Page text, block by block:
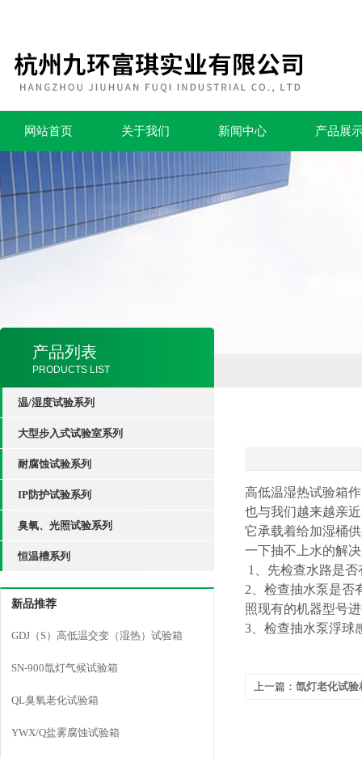
网站首页 关于我们 新闻中心 产品展
产品列表
PRODUCTS LIST
温/湿度试验系列
大型步入式试验室系列
耐腐蚀试验系列
IP防护试验系列
臭氧、光照试验系列
恒温槽系列
新品推荐
GDJ（S）高低温交变（湿热）试验箱
SN-900氙灯气候试验箱
QL臭氧老化试验箱
YWX/Q盐雾腐蚀试验箱
高低温湿热试验箱
也与我们越来越亲
它承载着给加湿桶
一下抽不上水的解
1、先检查水路是
2、检查抽水泵是否
照现有的机器型号
3、检查抽水泵浮球
上一篇： 氙灯老化试验